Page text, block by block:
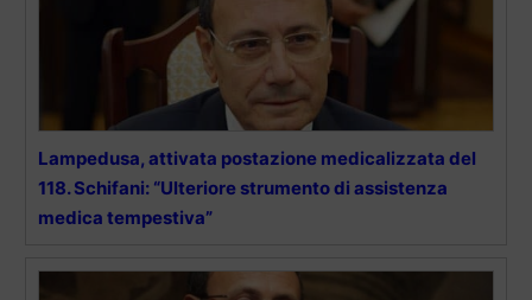
Lampedusa, attivata postazione medicalizzata del
118. Schifani: “Ulteriore strumento di assistenza
medica tempestiva”